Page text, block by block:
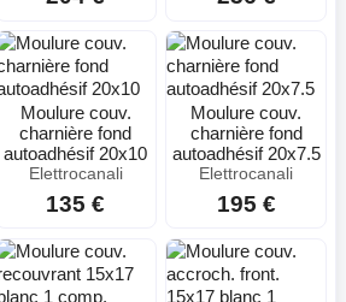
Moulure couv.
charnière fond
autoadhésif 20x10
Elettrocanali
135 €
Moulure couv.
charnière fond
autoadhésif 20x7.5
Elettrocanali
195 €